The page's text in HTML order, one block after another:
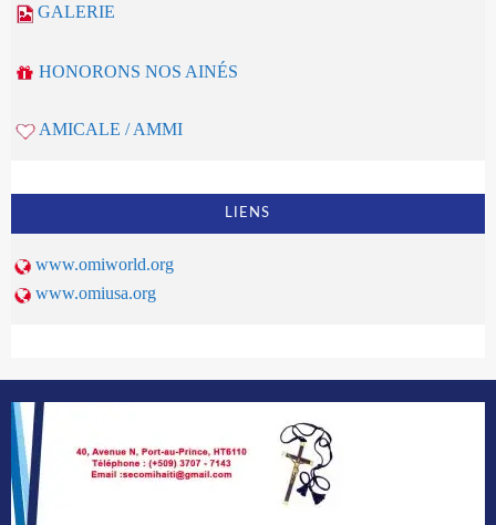
GALERIE
HONORONS NOS AINÉS
AMICALE / AMMI
LIENS
www.omiworld.org
www.omiusa.org